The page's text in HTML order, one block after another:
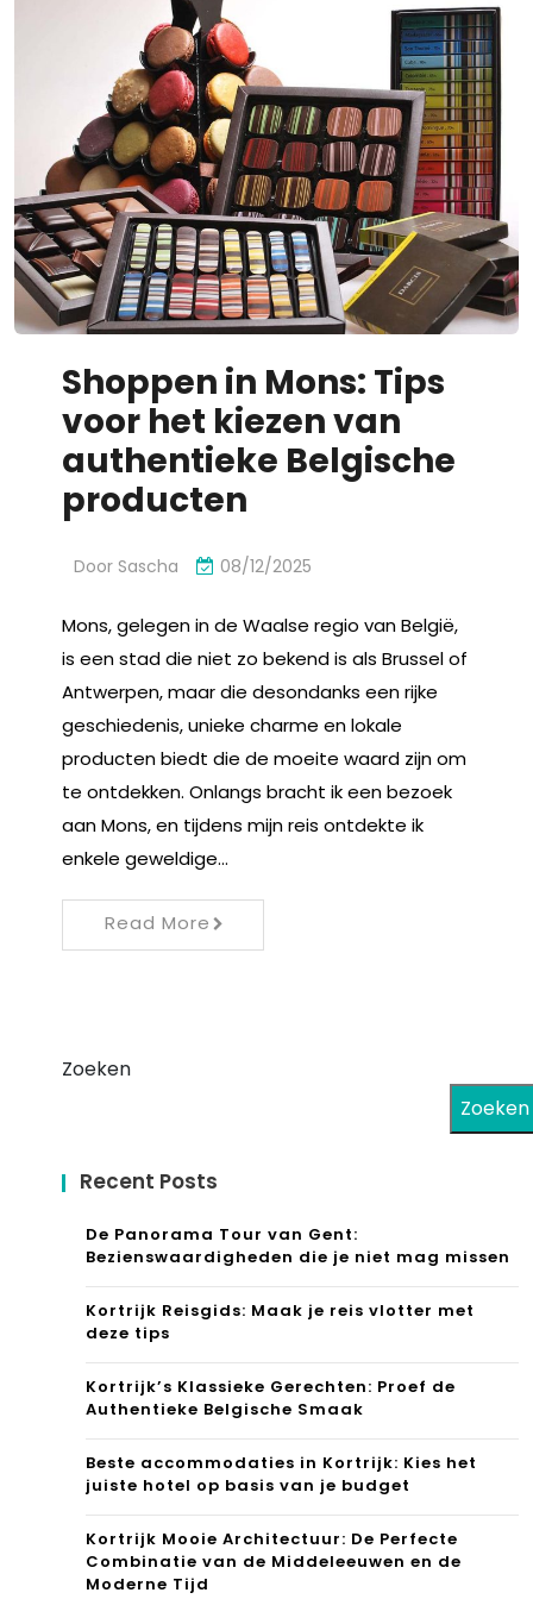
Shoppen in Mons: Tips
voor het kiezen van
authentieke Belgische
producten
Door Sascha 08/12/2025
Mons, gelegen in de Waalse regio van België,
is een stad die niet zo bekend is als Brussel of
Antwerpen, maar die desondanks een rijke
geschiedenis, unieke charme en lokale
producten biedt die de moeite waard zijn om
te ontdekken. Onlangs bracht ik een bezoek
aan Mons, en tijdens mijn reis ontdekte ik
enkele geweldige…
Read More
Zoeken
Zoeken
Recent Posts
De Panorama Tour van Gent:
Bezienswaardigheden die je niet mag missen
Kortrijk Reisgids: Maak je reis vlotter met
deze tips
Kortrijk’s Klassieke Gerechten: Proef de
Authentieke Belgische Smaak
Beste accommodaties in Kortrijk: Kies het
juiste hotel op basis van je budget
Kortrijk Mooie Architectuur: De Perfecte
Combinatie van de Middeleeuwen en de
Moderne Tijd